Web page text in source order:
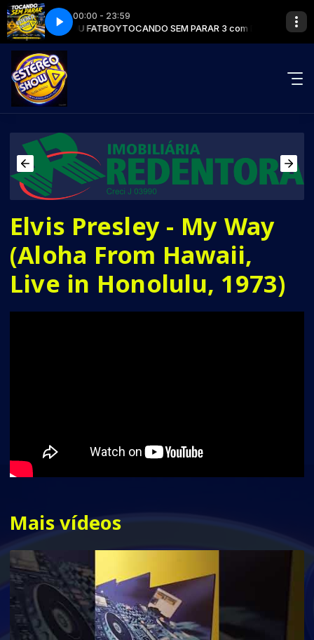
00:00 - 23:59
3 com DJ EDU FATBOYTOCANDO SEM PARAR 3 com DJ EDU FATBOY
(DJ F.R.A.N.K'S UK RADIO EDIT)THE UNDERDOG PROJECT -
Elvis Presley - My Way
(Aloha From Hawaii,
Live in Honolulu, 1973)
Mais vídeos